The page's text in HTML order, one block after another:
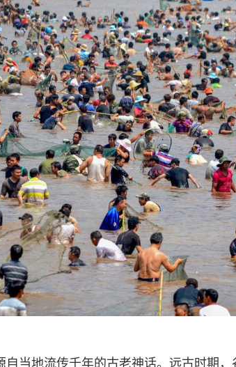
自当地流传千年的古老神话。远古时期